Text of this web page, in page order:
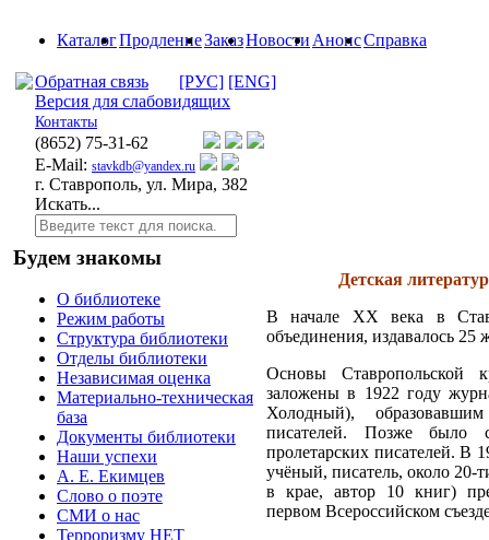
КаталогПродлениеЗаказНовости АнонсСправка
Обратная связь [РУС] [ENG]
Версия для слабовидящих
Контакты
(8652) 75-31-62
E-Mail: stavkdb@yandex.ru
г. Ставрополь, ул. Мира, 382
Искать...
Будем знакомы
О библиотеке
Режим работы
Структура библиотеки
Отделы библиотеки
Независимая оценка
Материально-техническая
база
Документы библиотеки
Наши успехи
А. Е. Екимцев
Слово о поэте
СМИ о нас
Терроризму НЕТ
Детская
В начале XX века в
объединения, издавалось
Основы Ставропольской
заложены в 1922 году
Холодный),
писателей. Позже было
пролетарских писателей. В
учёный, писатель, около 20-
в крае, автор 10 книг)
первом Всероссийском